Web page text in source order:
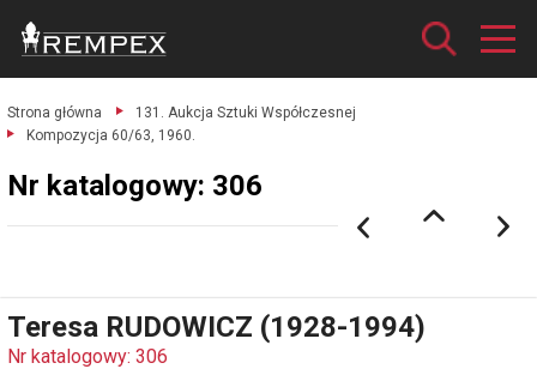
Strona główna
131. Aukcja Sztuki Współczesnej
Kompozycja 60/63, 1960.
Nr katalogowy: 306
Teresa RUDOWICZ (1928-1994)
Nr katalogowy: 306